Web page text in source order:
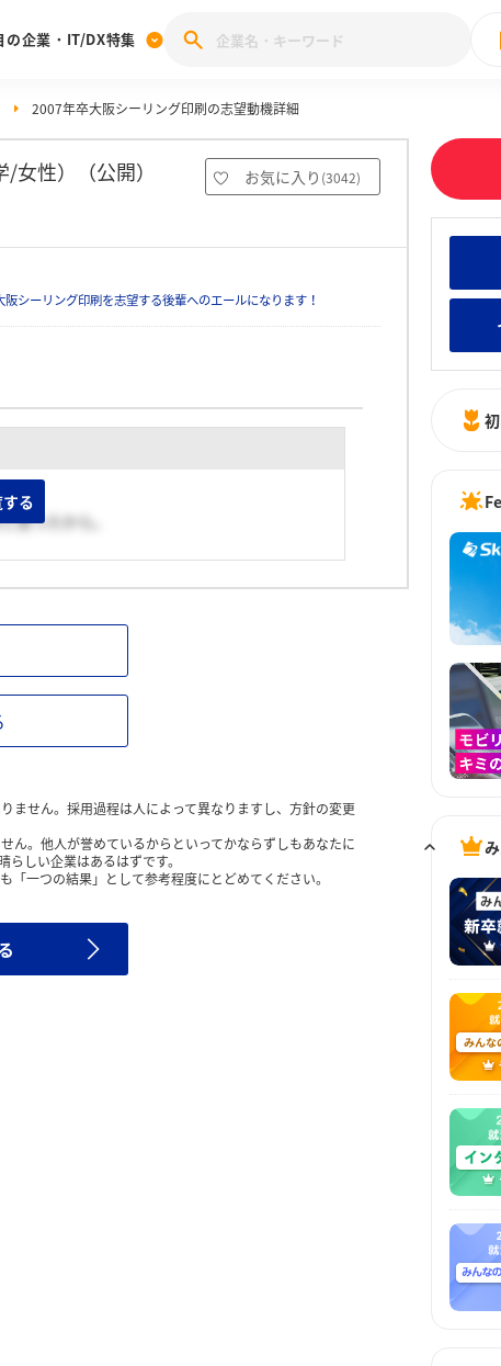
選考体験記投稿キャンペーン
DX企業就職ブランド調査
みんなの新卒就職人気企業ラ
の企業・IT/DX特集
28卒 IT・DX現場社員イン
2007年卒大阪シーリング印刷の志望動機詳細
性）（公開） お気に入り (3042)
シーリング印刷を志望する後輩へのエールになります！
思ったから。
る
ません。採用過程は人によって異なりますし、方針の変更
ん。他人が誉めているからといってかならずしもあなたに
しい企業はあるはずです。
一つの結果」として参考程度にとどめてください。